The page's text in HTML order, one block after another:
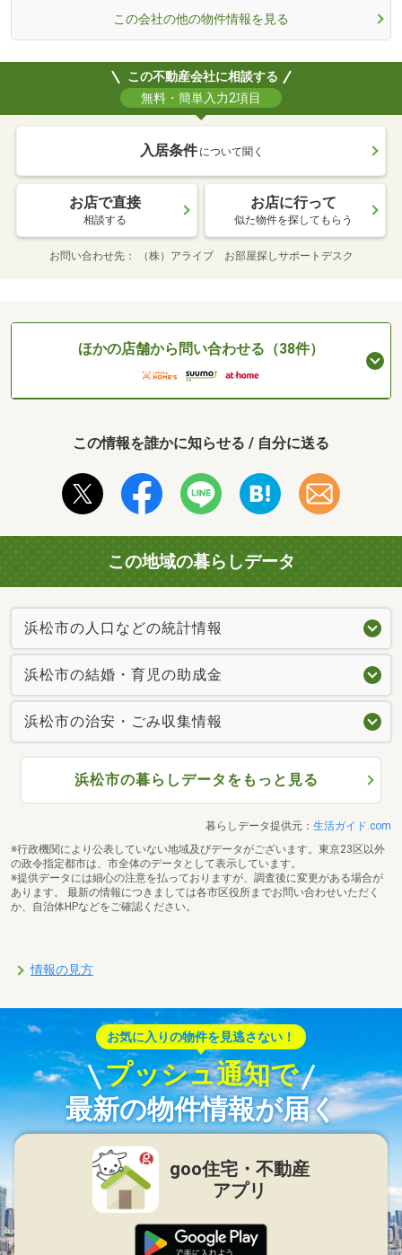
この会社の他の物件情報を見る
この不動産会社に相談する
無料・簡単入力2項目
入居条件 について聞く
お店で直接
相談する
お店に行って
似た物件を探してもらう
お問い合わせ先 （株）アライブ お部屋探しサポートデスク
ほかの店舗から問い合わせる（38件）
この情報を誰かに知らせる / 自分に送る
この地域の暮らしデータ
浜松市の人口などの統計情報
浜松市の結婚・育児の助成金
浜松市の治安・ごみ収集情報
浜松市の暮らしデータをもっと見る
暮らしデータ提供元： 生活ガイド.com
※行政機関により公表していない地域及びデータがございます。東京23区以外
の政令指定都市は、市全体のデータとして表示しています。
※提供データには細心の注意を払っておりますが、調査後に変更がある場合が
あります。 最新の情報につきましては各市区役所までお問い合わせいただく
か、自治体HPなどをご確認ください。
情報の見方
お気に入りの物件を見逃さない！
プッシュ通知で
最新の物件情報が届く
goo住宅・不動産
アプリ